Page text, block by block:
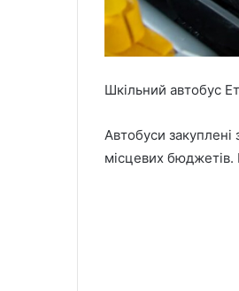
Шкільний автобус
Автобуси закуплені
місцевих бюджетів.